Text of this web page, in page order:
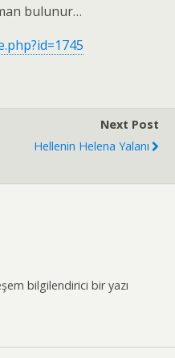
bulunur…
Next Post
Hellenin Helena Yalanı
bilgilendirici bir yazı